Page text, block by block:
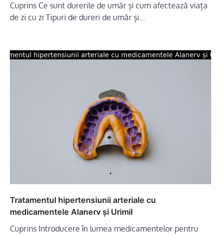
Cuprins Ce sunt durerile de umăr și cum afectează viața
de zi cu zi Tipuri de dureri de umăr și…
Tratamentul hipertensiunii arteriale cu
medicamentele Alanerv și Urimil
Cuprins Introducere în lumea medicamentelor pentru